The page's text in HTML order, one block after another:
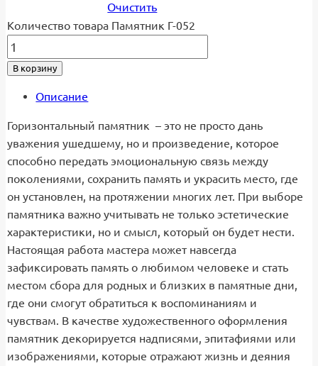
Очистить
Количество товара Памятник Г-052
В корзину
Описание
Горизонтальный памятник – это не просто дань
уважения ушедшему, но и произведение, которое
способно передать эмоциональную связь между
поколениями, сохранить память и украсить место, где
он установлен, на протяжении многих лет. При выборе
памятника важно учитывать не только эстетические
характеристики, но и смысл, который он будет нести.
Настоящая работа мастера может навсегда
зафиксировать память о любимом человеке и стать
местом сбора для родных и близких в памятные дни,
где они смогут обратиться к воспоминаниям и
чувствам. В качестве художественного оформления
памятник декорируется надписями, эпитафиями или
изображениями, которые отражают жизнь и деяния